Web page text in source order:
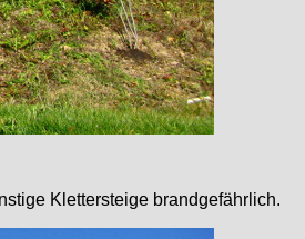
Klettersteige brandgefährlich.